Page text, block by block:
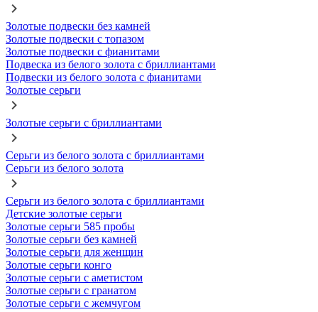
Золотые подвески без камней
Золотые подвески с топазом
Золотые подвески с фианитами
Подвеска из белого золота с бриллиантами
Подвески из белого золота с фианитами
Золотые серьги
Золотые серьги с бриллиантами
Серьги из белого золота с бриллиантами
Серьги из белого золота
Серьги из белого золота с бриллиантами
Детские золотые серьги
Золотые серьги 585 пробы
Золотые серьги без камней
Золотые серьги для женщин
Золотые серьги конго
Золотые серьги с аметистом
Золотые серьги с гранатом
Золотые серьги с жемчугом